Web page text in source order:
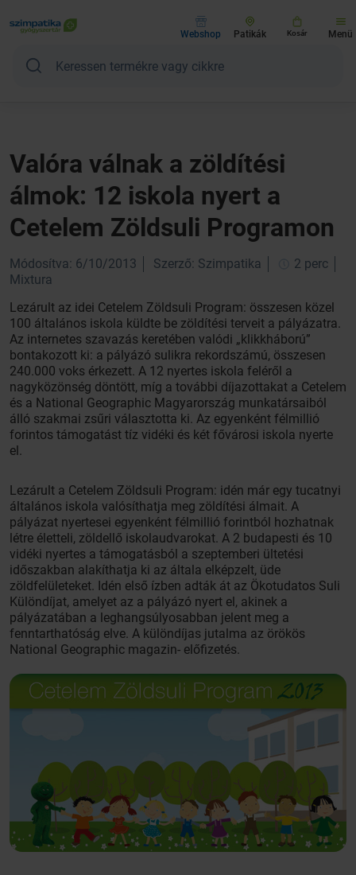
Webshop Patikák Kosár Menü
Valóra válnak a zöldítési
álmok: 12 iskola nyert a
Cetelem Zöldsuli Programon
Módosítva: 6/10/2013 Szerző: Szimpatika
2 perc
Mixtura
Lezárult az idei Cetelem Zöldsuli Program: összesen közel
100 általános iskola küldte be zöldítési terveit a pályázatra.
Az internetes szavazás keretében valódi „klikkháború”
bontakozott ki: a pályázó sulikra rekordszámú, összesen
240.000 voks érkezett. A 12 nyertes iskola feléről a
nagyközönség döntött, míg a további díjazottakat a Cetelem
és a National Geographic Magyarország munkatársaiból
álló szakmai zsűri választotta ki. Az egyenként félmillió
forintos támogatást tíz vidéki és két fővárosi iskola nyerte
el.
Lezárult a Cetelem Zöldsuli Program: idén már egy tucatnyi
általános iskola valósíthatja meg zöldítési álmait. A
pályázat nyertesei egyenként félmillió forintból hozhatnak
létre életteli, zöldellő iskolaudvarokat. A 2 budapesti és 10
vidéki nyertes a támogatásból a szeptemberi ültetési
időszakban alakíthatja ki az általa elképzelt, üde
zöldfelületeket. Idén első ízben adták át az Ökotudatos Suli
Különdíjat, amelyet az a pályázó nyert el, akinek a
pályázatában a leghangsúlyosabban jelent meg a
fenntarthatóság elve. A különdíjas jutalma az örökös
National Geographic magazin- előfizetés.